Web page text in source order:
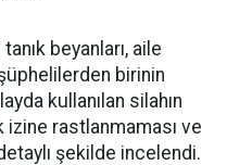
beyanları, aile
birinin
kullanılan silahın
rastlanmaması ve
şekilde incelendi.